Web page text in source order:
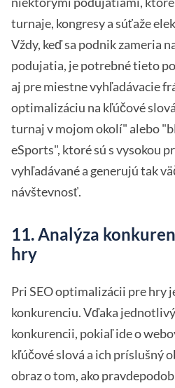
turnaje, kongresy a súťaže
Vždy, keď sa podnik zameria
podujatia, je potrebné tieto
aj pre miestne vyhľadávacie
optimalizáciu na kľúčové
turnaj v mojom okolí" alebo
eSports", ktoré sú s vysokou
vyhľadávané a generujú tak
návštevnosť.
11. Analýza
hry
Pri SEO optimalizácii pre hry
konkurenciu. Vďaka
konkurencii, pokiaľ ide o
kľúčové slová a ich príslušný
obraz o tom, ako